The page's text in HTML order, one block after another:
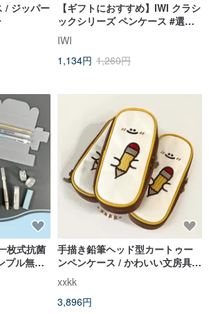
/ ジッパー
【ギフトにおすすめ】IWI クラシ
ックシリーズ ペンケース #選べ
る4色
IWI
1,134円 1,260円
枚式抗菌
プル無印
て
手描き鉛筆ヘッド型カートゥー
ンペンケース / かわいい文房具収
納 / 学生やオフィスへのギフト
xxkk
3,896円